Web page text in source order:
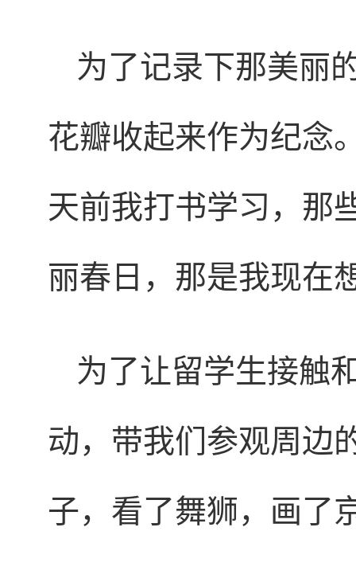
为了记录下那美丽
花瓣收起来作为纪念
天前我打书学习，那
丽春日，那是我现在
为了让留学生接触
动，带我们参观周边
子，看了舞狮，画了